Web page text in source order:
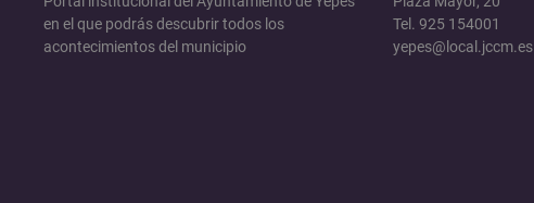
en el que podrás descubrir todos los
acontecimientos del municipio
Tel. 925 154001
yepes@local.jccm.es